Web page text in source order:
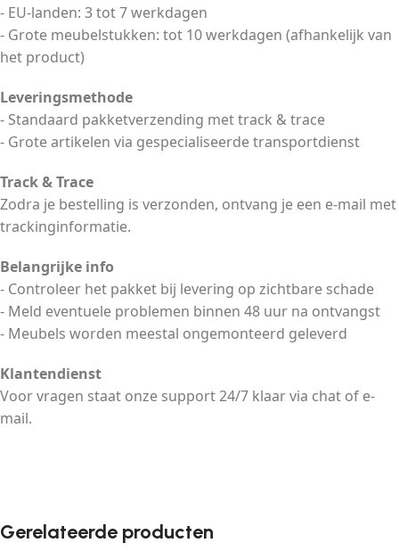
- EU-landen: 3 tot 7 werkdagen
- Grote meubelstukken: tot 10 werkdagen (afhankelijk van
het product)
Leveringsmethode
- Standaard pakketverzending met track & trace
- Grote artikelen via gespecialiseerde transportdienst
Track & Trace
Zodra je bestelling is verzonden, ontvang je een e-mail met
trackinginformatie.
Belangrijke info
- Controleer het pakket bij levering op zichtbare schade
- Meld eventuele problemen binnen 48 uur na ontvangst
- Meubels worden meestal ongemonteerd geleverd
Klantendienst
Voor vragen staat onze support 24/7 klaar via chat of e-
mail.
Gerelateerde producten